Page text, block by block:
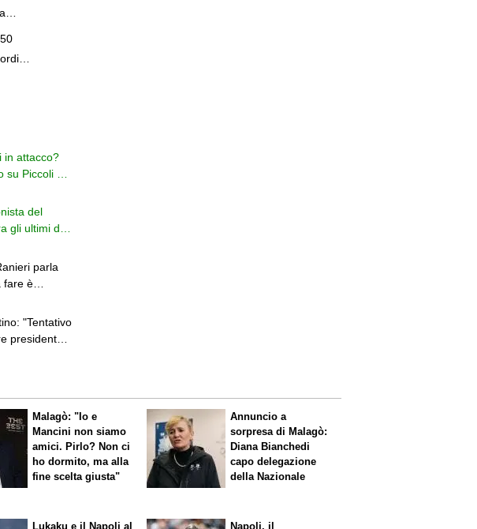
in attacco?
Piccoli e
del
gli ultimi due
parla
fare è
"Tentativo
presidente e
Malagò: "Io e
Mancini non siamo
amici. Pirlo? Non ci
ho dormito, ma alla
fine scelta giusta"
Annuncio a
sorpresa di Malagò:
Diana Bianchedi
capo delegazione
della Nazionale
Lukaku e il Napoli al Napoli, il